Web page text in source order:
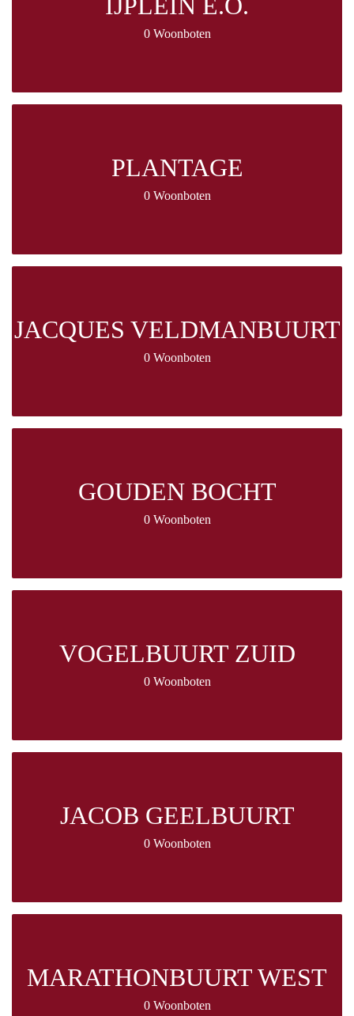
0 Woonboten
PLANTAGE
0 Woonboten
JACQUES VELDMANBUURT
0 Woonboten
GOUDEN BOCHT
0 Woonboten
VOGELBUURT ZUID
0 Woonboten
JACOB GEELBUURT
0 Woonboten
MARATHONBUURT WEST
0 Woonboten